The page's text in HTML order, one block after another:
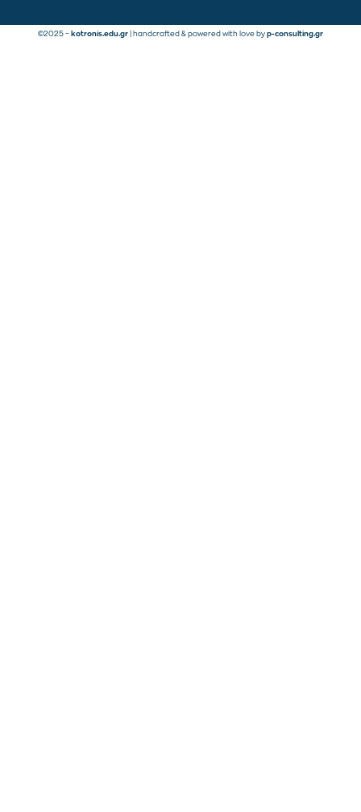
©2025 – kotronis.edu.gr | handcrafted & powered with love by p-consulting.gr